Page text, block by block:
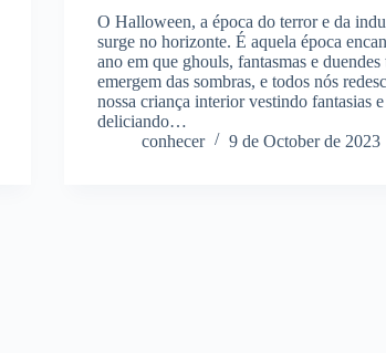
O Halloween, a época do terror e da
surge no horizonte. É aquela época
ano em que ghouls, fantasmas e duendes
emergem das sombras, e todos nós
nossa criança interior vestindo fantasias
deliciando…
conhecer
9 de October de 2023